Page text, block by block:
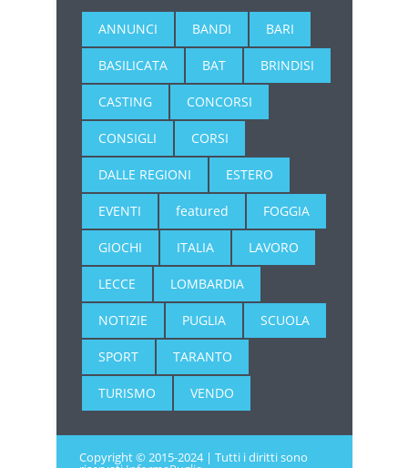
ANNUNCI BANDI BARI
BASILICATA BAT BRINDISI
CASTING CONCORSI
CONSIGLI CORSI
DALLE REGIONI ESTERO
EVENTI featured FOGGIA
GIOCHI ITALIA LAVORO
LECCE LOMBARDIA
NOTIZIE PUGLIA SCUOLA
SPORT TARANTO
TURISMO VENDO
Copyright © 2015-2024 | Tutti i diritti sono